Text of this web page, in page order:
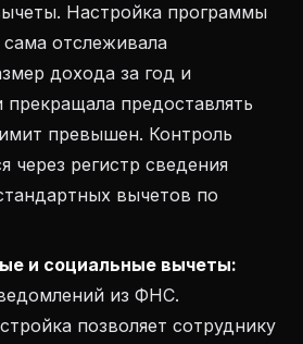
Настройка программы
отслеживала
дохода за год и
прекращала предоставлять
превышен. Контроль
через регистр сведения
вычетов по
и социальные вычеты:
из ФНС.
позволяет сотруднику